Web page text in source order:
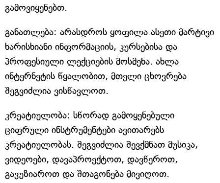
გამოვიყენებთ.
განათლება: არასდროს ყოფილა ასეთი მარტივი
ხარისხიანი ინფორმაციის, კურსებისა და
პროფესიული ლექციების მოსმენა. ახლა
ინტერნეტის წყალობით, მთელი ცხოვრება
შეგვიძლია ვისწავლოთ.
კრეატიულობა: სწორად გამოყენებული
ციფრული ინსტრუმენტები ავითარებს
კრეატიულობას. შეგვიძლია შევქმნათ მუსიკა,
ვიდეოები, დავაპროექტოთ, დავწეროთ,
გავუზიაროთ და შთაგონება მივიღოთ.